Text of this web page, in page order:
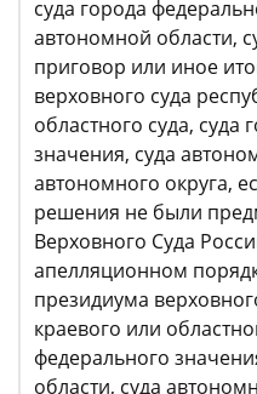
суда города
автономной области,
приговор или иное
верховного суда
областного суда, суда
значения, суда
автономного округа,
решения не были
Верховного Суда
апелляционном
президиума
краевого или
федерального
области, суда